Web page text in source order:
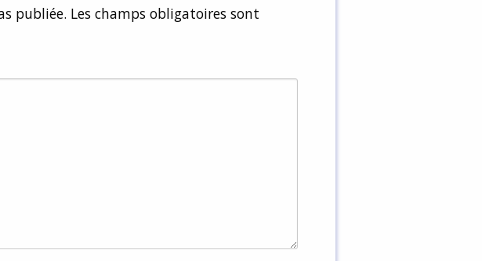
publiée. Les champs obligatoires sont